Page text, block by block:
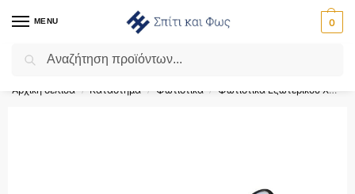
MENU 0
Flash Sale ⚡ 10% Έκπτωση με τον κωδικό ‘SPRING’!
Αρχική σελίδα / Κατάστημα / Φωτιστικά / Φωτιστικά Εξωτερικού Χώρου